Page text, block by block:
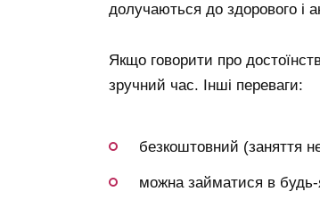
долучаються до здорового і
Якщо говорити про
зручний час. Інші переваги:
безкоштовний (заняття
можна займатися в будь-